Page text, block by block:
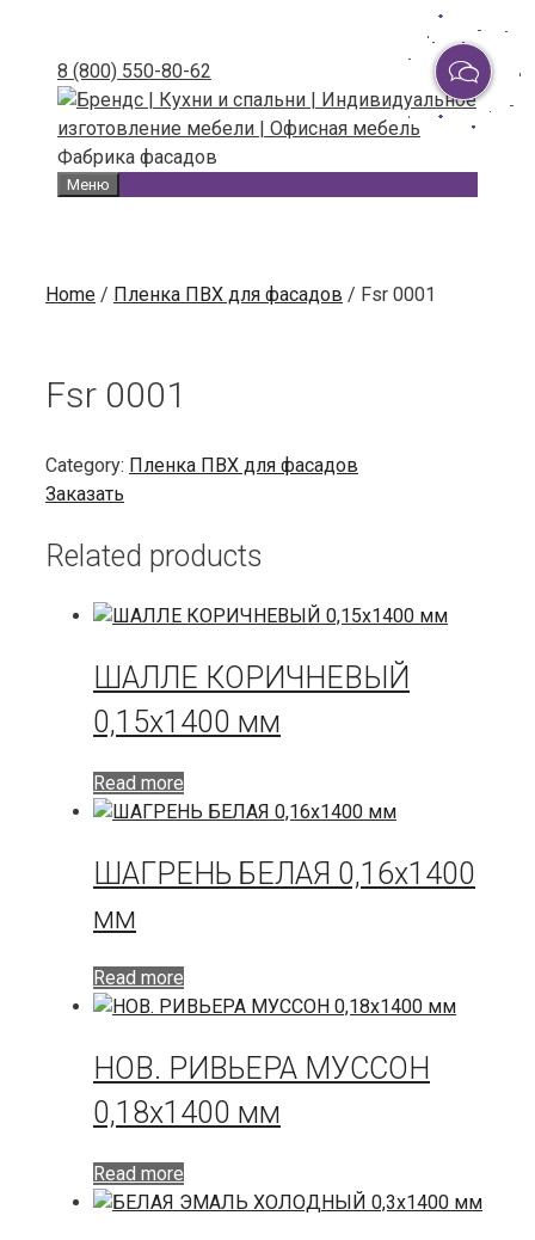
content8 (800) 550-80-62
Фабрика фасадов
Меню
Home / Пленка ПВХ для фасадов / Fsr 0001
Fsr 0001
Category: Пленка ПВХ для фасадов
Заказать
Related products
ШАЛЛЕ КОРИЧНЕВЫЙ
0,15х1400 мм
Read more
ШАГРЕНЬ БЕЛАЯ 0,16х1400
мм
Read more
НОВ. РИВЬЕРА МУССОН
0,18х1400 мм
Read more